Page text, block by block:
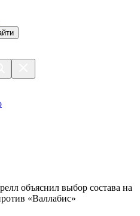
объяснил выбор состава на
«Валлабис»